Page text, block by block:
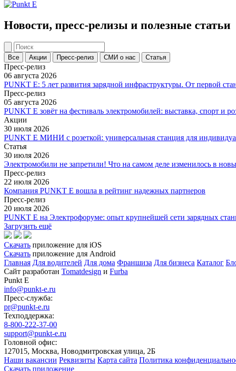
Новости, пресс-релизы и полезные статьи
Все Акции Пресс-релиз СМИ о нас Статья
Пресс-релиз
06 августа 2026
PUNKT E: 5 лет развития зарядной инфраструктуры. От первой
Пресс-релиз
05 августа 2026
PUNKT E зовёт на фестиваль электромобилей: выставка, спорт
Акции
30 июля 2026
PUNKT E МИНИ с розеткой: универсальная станция для
Статья
30 июля 2026
Электромобили не запретили! Что на самом деле изменилось в
Пресс-релиз
22 июля 2026
Компания PUNKT E вошла в рейтинг надежных партнеров
Пресс-релиз
20 июля 2026
PUNKT E на Электрофоруме: опыт крупнейшей сети зарядных
Загрузить ещё
Скачать приложение для iOS
Скачать приложение для Android
Главная Для водителей Для дома Франшиза Для бизнеса Каталог
Сайт разработан Tomatdesign и Furba
Punkt E
info@punkt-e.ru
Пресс-служба:
pr@punkt-e.ru
Техподдержка:
8-800-222-37-00
support@punkt-e.ru
Головной офис:
127015, Москва, Новодмитровская улица, 2Б
Наши вакансии Реквизиты Карта сайта Политика
Скачать приложение